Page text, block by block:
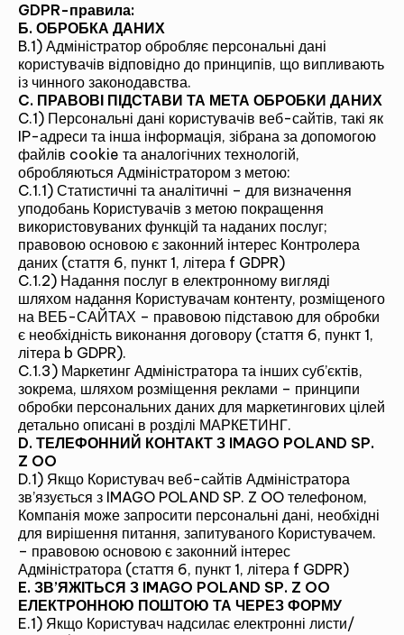
GDPR-правила:
Б. ОБРОБКА ДАНИХ
B.1) Адміністратор обробляє персональні дані
користувачів відповідно до принципів, що випливають
із чинного законодавства.
C. ПРАВОВІ ПІДСТАВИ ТА МЕТА ОБРОБКИ ДАНИХ
C.1) Персональні дані користувачів веб-сайтів, такі як
IP-адреси та інша інформація, зібрана за допомогою
файлів cookie та аналогічних технологій,
обробляються Адміністратором з метою:
C.1.1) Статистичні та аналітичні – для визначення
уподобань Користувачів з метою покращення
використовуваних функцій та наданих послуг;
правовою основою є законний інтерес Контролера
даних (стаття 6, пункт 1, літера f GDPR)
C.1.2) Надання послуг в електронному вигляді
шляхом надання Користувачам контенту, розміщеного
на ВЕБ-САЙТАХ – правовою підставою для обробки
є необхідність виконання договору (стаття 6, пункт 1,
літера b GDPR).
C.1.3) Маркетинг Адміністратора та інших суб’єктів,
зокрема, шляхом розміщення реклами – принципи
обробки персональних даних для маркетингових цілей
детально описані в розділі МАРКЕТИНГ.
D. ТЕЛЕФОННИЙ КОНТАКТ З IMAGO POLAND SP.
Z OO
D.1) Якщо Користувач веб-сайтів Адміністратора
зв’язується з IMAGO POLAND SP. Z OO телефоном,
Компанія може запросити персональні дані, необхідні
для вирішення питання, запитуваного Користувачем.
– правовою основою є законний інтерес
Адміністратора (стаття 6, пункт 1, літера f GDPR)
E. ЗВ’ЯЖІТЬСЯ З IMAGO POLAND SP. Z OO
ЕЛЕКТРОННОЮ ПОШТОЮ ТА ЧЕРЕЗ ФОРМУ
E.1) Якщо Користувач надсилає електронні листи/